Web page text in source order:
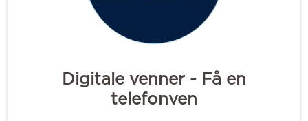
Digitale venner - Få en
telefonven